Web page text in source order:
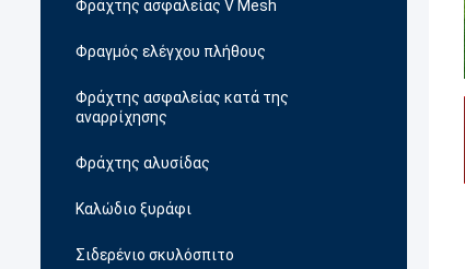
Φράχτης ασφαλείας V Mesh
Φραγμός ελέγχου πλήθους
Φράχτης ασφαλείας κατά της
αναρρίχησης
Φράχτης αλυσίδας
Καλώδιο ξυράφι
Σιδερένιο σκυλόσπιτο